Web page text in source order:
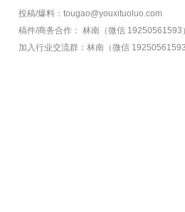
投稿/爆料：tougao@youxituoluo.com
稿件/商务合作： 林南（微信 19250561593）
加入行业交流群： 林南（微信 19250561593